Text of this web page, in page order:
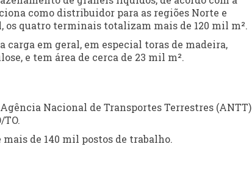
como distribuidor para as regiões Norte e
os quatro terminais totalizam mais de 120 mil m².
carga em geral, em especial toras de madeira,
e tem área de cerca de 23 mil m².
Nacional de Transportes Terrestres (ANTT)
TO.
de 140 mil postos de trabalho.